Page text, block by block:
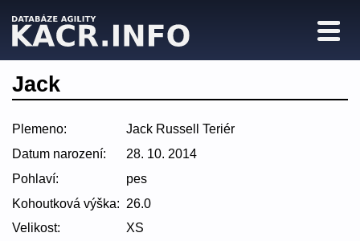
Jack
Plemeno:
Jack Russell Teriér
Datum narození:
28. 10. 2014
Pohlaví:
pes
Kohoutková výška: 26.0
Velikost:
XS